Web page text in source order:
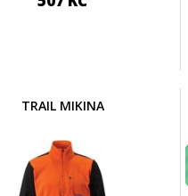
TRAIL MIKINA